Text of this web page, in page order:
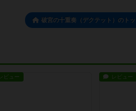
破宮の十重奏（デクテット）のト
レビュー レビュー